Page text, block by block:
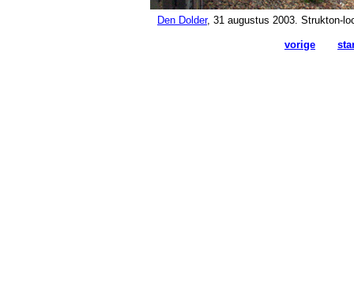
Den Dolder, 31 augustus 2003. Strukton-
vorige